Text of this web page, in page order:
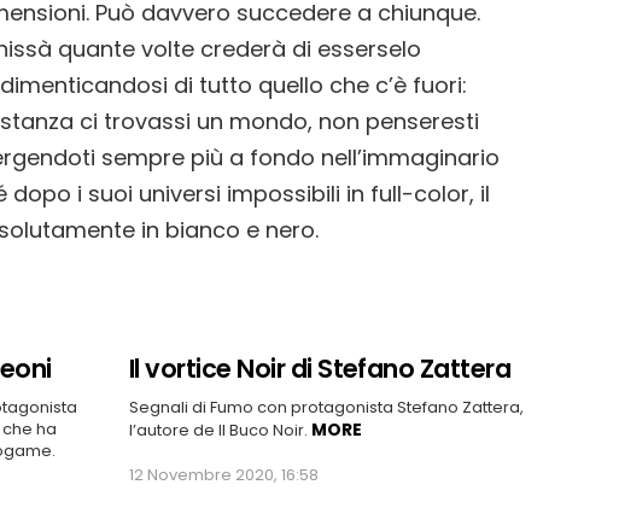
Può davvero succedere a chiunque.
quante volte crederà di esserselo
di tutto quello che c’è fuori:
ci trovassi un mondo, non penseresti
sempre più a fondo nell’immaginario
dopo i suoi universi impossibili in full-color, il
in bianco e nero.
ha
Il vortice Noir di Stefano Zattera
Segnali di Fumo con protagonista Stefano Zattera,
l’autore de Il Buco Noir. MORE
12 Novembre 2020, 16:58